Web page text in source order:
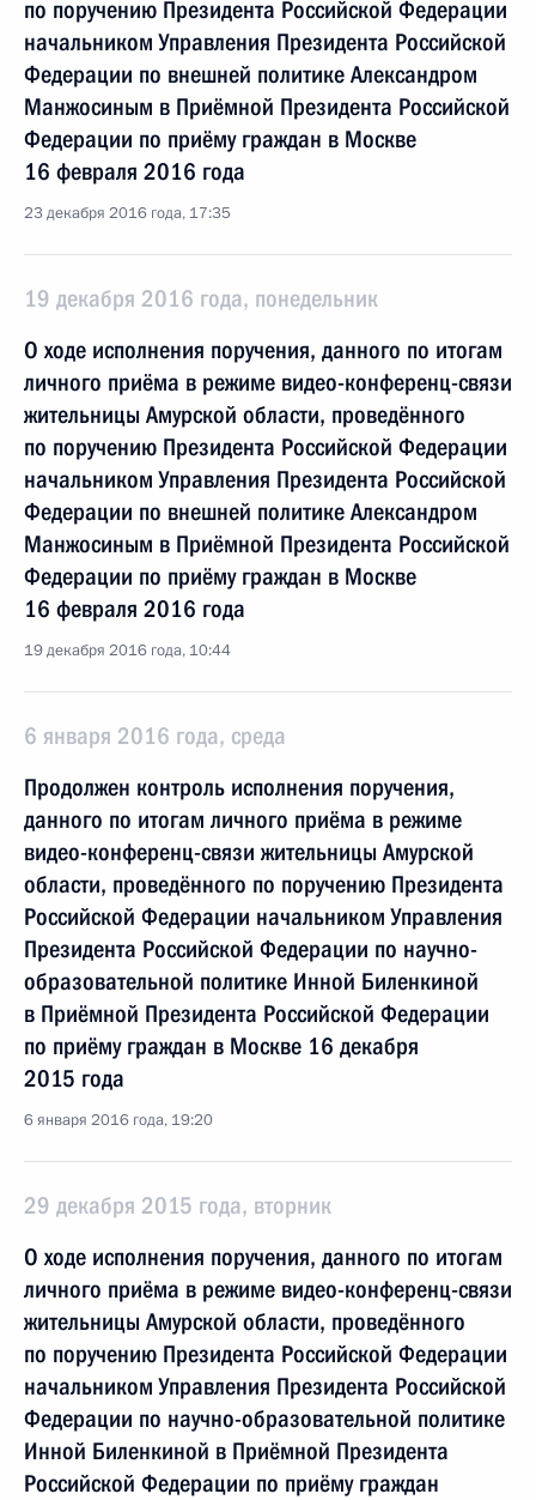
по поручению Президента Российской Федерации
начальником Управления Президента Российской
Федерации по внешней политике Александром
Манжосиным в Приёмной Президента Российской
Федерации по приёму граждан в Москве
16 февраля 2016 года
23 декабря 2016 года, 17:35
19 декабря 2016 года, понедельник
О ходе исполнения поручения, данного по итогам
личного приёма в режиме видео-конференц-связи
жительницы Амурской области, проведённого
по поручению Президента Российской Федерации
начальником Управления Президента Российской
Федерации по внешней политике Александром
Манжосиным в Приёмной Президента Российской
Федерации по приёму граждан в Москве
16 февраля 2016 года
19 декабря 2016 года, 10:44
6 января 2016 года, среда
Продолжен контроль исполнения поручения,
данного по итогам личного приёма в режиме
видео-конференц-связи жительницы Амурской
области, проведённого по поручению Президента
Российской Федерации начальником Управления
Президента Российской Федерации по научно-
образовательной политике Инной Биленкиной
в Приёмной Президента Российской Федерации
по приёму граждан в Москве 16 декабря
2015 года
6 января 2016 года, 19:20
29 декабря 2015 года, вторник
О ходе исполнения поручения, данного по итогам
личного приёма в режиме видео-конференц-связи
жительницы Амурской области, проведённого
по поручению Президента Российской Федерации
начальником Управления Президента Российской
Федерации по научно-образовательной политике
Инной Биленкиной в Приёмной Президента
Российской Федерации по приёму граждан